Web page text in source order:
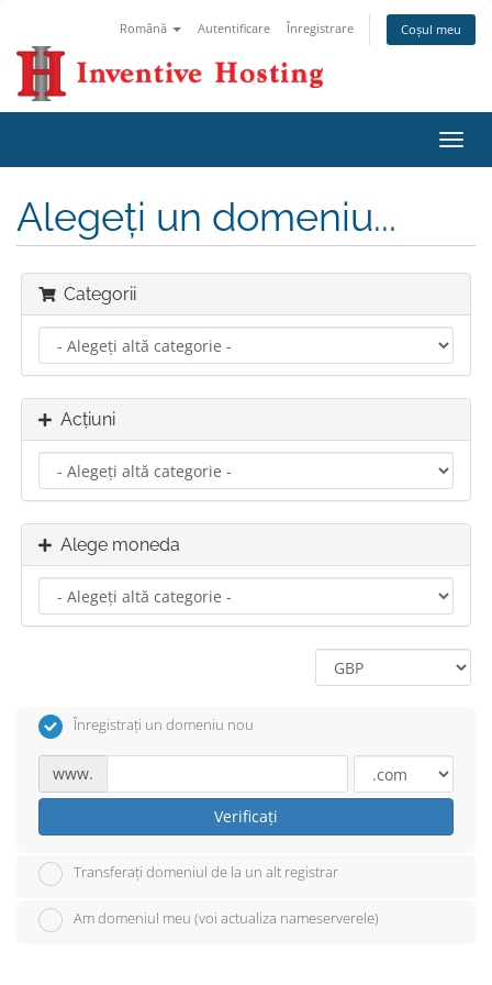
Română Autentificare Înregistrare Coșul meu
Alegeți un domeniu...
Categorii
Acțiuni
Alege moneda
Înregistrați un domeniu nou
www.
Verificați
Transferați domeniul de la un alt registrar
Am domeniul meu (voi actualiza nameserverele)